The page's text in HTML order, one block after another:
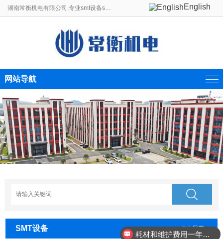
湖南常衡机电有限公司,专业smt设备smt贴片机生产线制造商。 English
网站导航
SMT设备 点击展开+
耗材和维护费用一年需要多少？